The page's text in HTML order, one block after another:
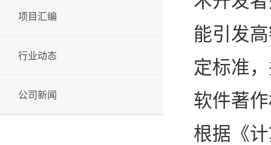
能引发
定标准
软件著
根据《
项目汇编
行业动态
公司新闻